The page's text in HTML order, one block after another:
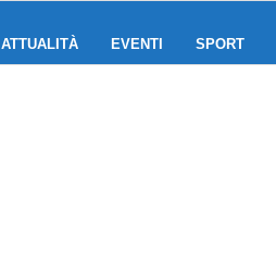
ATTUALITÀ EVENTI SPORT